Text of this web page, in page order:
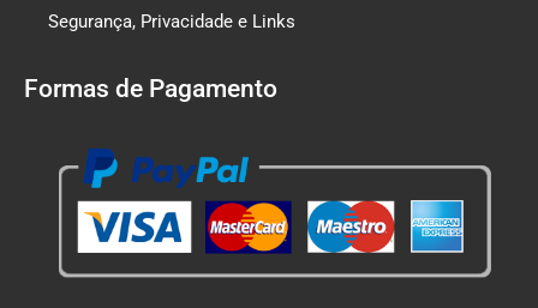
Segurança, Privacidade e Links
Formas de Pagamento